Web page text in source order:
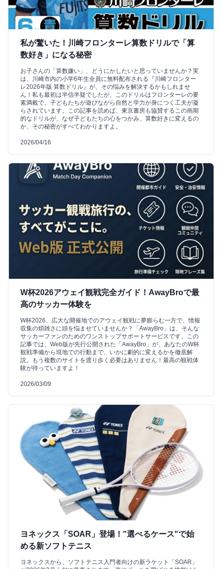
私が驚いた！川崎フロンターレ算数ドリルで「算
数好き」になる秘密
お子さんの「算数嫌い」、どうにかしたいと思っていませんか？実
は、川崎市内の小学6年生全員に無料配布される『川崎フロンター
レ2026年版 算数ドリル』が、その悩みを解決するかもしれませ
ん！私も最初は半信半疑でしたが、このドリルはフロンターレの要
素満載で、子どもたちが遊びながら自然と学力が身につく工夫が凝
らされています。この記事を読めば、東京書房も協賛するこの画期
的なドリルが、なぜ子どもたちの心をつかみ、算数好きに変えるの
か、その秘密がすべてわかりますよ。
2026/04/16
W杯2026アウェイ観戦完全ガイド！AwayBroで最
高のサッカー体験を
W杯2026、広大な開催地でのアウェイ観戦に夢膨らむ一方で、情報
収集の煩雑さに頭を悩ませていませんか？「AwayBro」は、そんな
サッカーファンのためのワンストップサポートサービスです。この
記事では、Web版が先行公開された「AwayBro」が、あなたのW杯
観戦準備から現地での行動まで、いかに劇的に変えるかを徹底解
説。もう複数のサイトを渡り歩く必要はありません！最高の観戦体
験が待っていますよ！
2026/03/09
ヨネックス「SOAR」登場！"選べるケース"で始
める新ソフトテニス
ヨネックスから、ソフトテニス入門者向けの新ラケット「SOAR」